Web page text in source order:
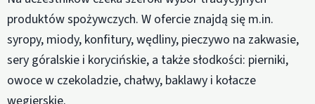
produktów spożywczych. W ofercie znajdą się m.in.
syropy, miody, konfitury, wędliny, pieczywo na zakwasie,
sery góralskie i korycińskie, a także słodkości: pierniki,
owoce w czekoladzie, chałwy, baklawy i kołacze